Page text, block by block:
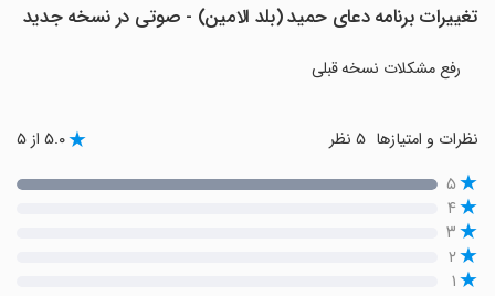
تغییرات برنامه دعای حمید (بلد الامین) - صوتی در نسخه جدید
رفع مشکلات نسخه قبلی
نظرات و امتیازها ۵.۰ از ۵
۵
۴
۳
۲
۱